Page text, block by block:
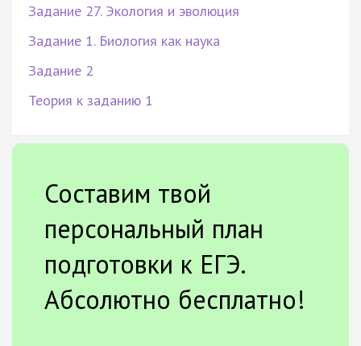
Задание 27. Экология и эволюция
Задание 1. Биология как наука
Задание 2
Теория к заданию 1
Составим твой
персональный план
подготовки к ЕГЭ.
Абсолютно бесплатно!